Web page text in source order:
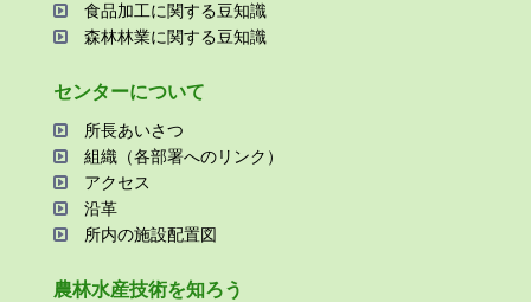
⾷品加⼯に関する⾖知識
森林林業に関する⾖知識
センターについて
所⻑あいさつ
組織（各部署へのリンク）
アクセス
沿⾰
所内の施設配置図
農林⽔産技術を知ろう